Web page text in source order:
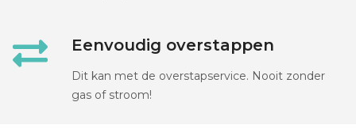
Eenvoudig overstappen
Dit kan met de overstapservice. Nooit zonder
gas of stroom!